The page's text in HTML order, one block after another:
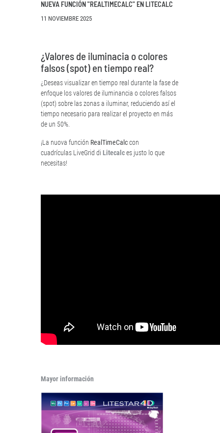
NUEVA FUNCIÓN "REALTIMECALC" EN LITECALC
11 NOVIEMBRE 2025
¿Valores de iluminacia o colores
falsos (spot) en tiempo real?
¿Deseas visualizar en tiempo real durante la fase de
enfoque los valores de iluminancia o colores falsos
(spot) sobre las zonas a iluminar, reduciendo así el
tiempo necesario para realizar el proyecto en más
de un 50%.
¡La nuova función RealTimeCalccon
cuadrículas LiveGrid di Litecalces justo lo que
necesitas!
Mayor información